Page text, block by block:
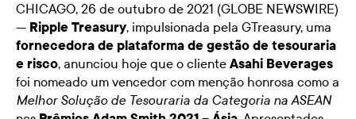
CHICAGO, 26 de outubro de 2021 (GLOBE NEWSWIRE)
— Ripple Treasury, impulsionada pela GTreasury, uma
fornecedora de plataforma de gestão de tesouraria
e risco, anunciou hoje que o cliente Asahi Beverages
foi nomeado um vencedor com menção honrosa como a
Melhor Solução de Tesouraria da Categoria na ASEAN